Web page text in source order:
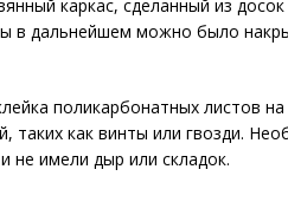
каркас, сделанный из
в дальнейшем можно было
поликарбонатных листов
таких как винты или гвозди.
не имели дыр или складок.